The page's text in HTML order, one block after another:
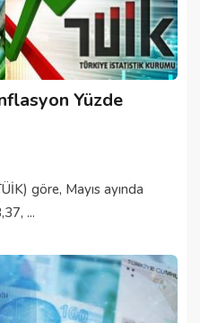
Yüzde
göre, Mayıs ayında
...